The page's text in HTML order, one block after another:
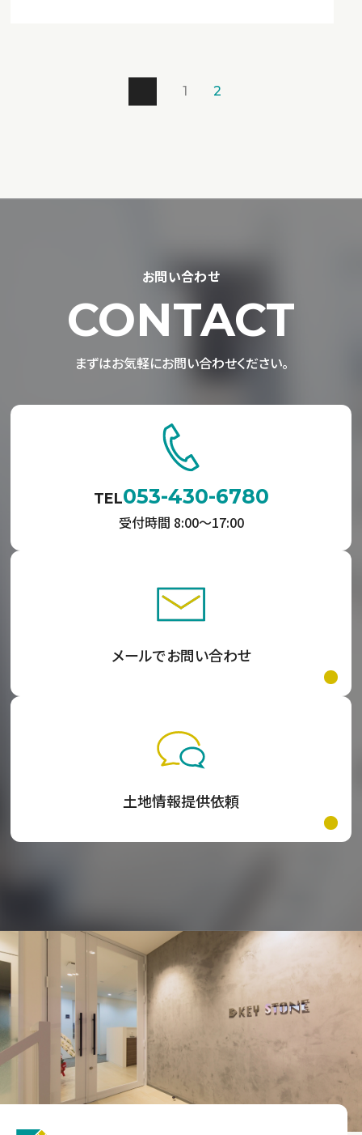
1 2
お問い合わせ
CONTACT
まずはお気軽にお問い合わせください。
TEL053-430-6780
受付時間 8:00〜17:00
メールでお問い合わせ
土地情報提供依頼